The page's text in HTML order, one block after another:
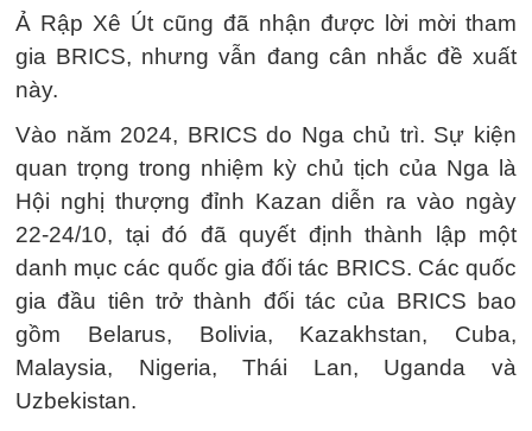
Ả Rập Xê Út cũng đã nhận được lời mời tham
gia BRICS, nhưng vẫn đang cân nhắc đề xuất
này.
Vào năm 2024, BRICS do Nga chủ trì. Sự kiện
quan trọng trong nhiệm kỳ chủ tịch của Nga là
Hội nghị thượng đỉnh Kazan diễn ra vào ngày
22-24/10, tại đó đã quyết định thành lập một
danh mục các quốc gia đối tác BRICS. Các quốc
gia đầu tiên trở thành đối tác của BRICS bao
gồm Belarus, Bolivia, Kazakhstan, Cuba,
Malaysia, Nigeria, Thái Lan, Uganda và
Uzbekistan.